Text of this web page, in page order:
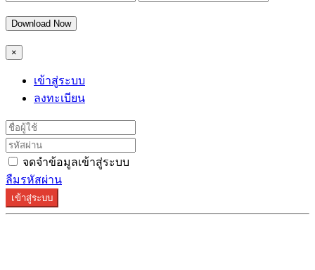
Download Now
×
เข้าสู่ระบบ
ลงทะเบียน
จดจำข้อมูลเข้าสู่ระบบ
ลืมรหัสผ่าน
เข้าสู่ระบบ